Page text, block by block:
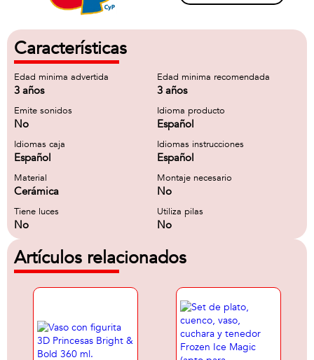
Características
Edad minima advertida
3 años
Edad minima recomendada
3 años
Emite sonidos
No
Idioma producto
Español
Idiomas caja
Español
Idiomas instrucciones
Español
Material
Cerámica
Montaje necesario
No
Tiene luces
No
Utiliza pilas
No
Artículos relacionados